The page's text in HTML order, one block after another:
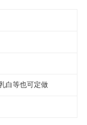
白等也可定做